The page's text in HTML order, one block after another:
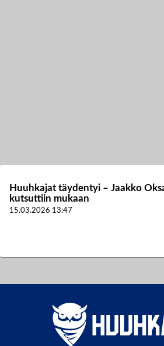
Huuhkajat täydentyi – Jaakko
kutsuttiin mukaan
15.03.2026 13:47